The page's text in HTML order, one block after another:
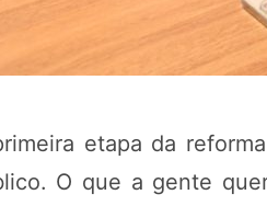
etapa da
O que a gente